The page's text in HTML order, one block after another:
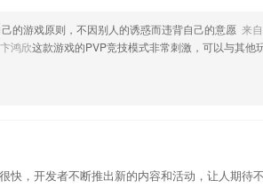
，焦点让你轻松获知头条新闻！！
些软件优势
个名人，每个朝代，每个故事。
线玩，在的与此同时还可以轻轻松松提高自己的
一年级到六年级课本单词，配上精彩图片，图文
己的游戏原则，不因别人的诱惑而违背自己的意愿 来自
鸿欣这款游戏的PVP竞技模式非常刺激，可以与其他
快，开发者不断推出新的内容和活动，让人期待不